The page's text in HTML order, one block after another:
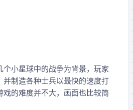
个小星球中的战争为背景，玩家
并制造各种士兵以最快的速度打
戏的难度并不大，画面也比较简